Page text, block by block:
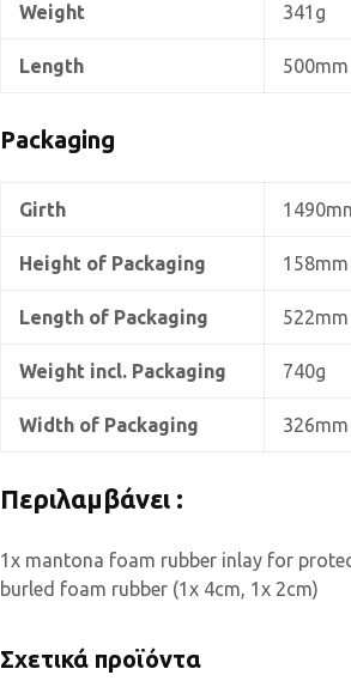
Weight 341g
Length 500mm
Packaging
Girth
Height of Packaging 158mm
Length of Packaging 522mm
Weight incl. Packaging 740g
Width of Packaging 326mm
Περιλαμβάνει :
1x mantona foam rubber inlay for
burled foam rubber (1x 4cm, 1x 2cm)
Σχετικά προϊόντα